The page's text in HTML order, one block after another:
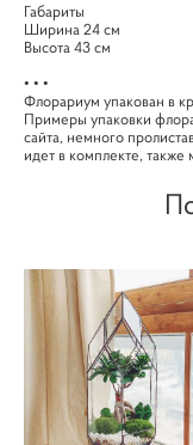
Габариты
Ширина 24 см
Высота 43 см
• • •
Флорариум упакован в
Примеры упаковки
сайта, немного
идет в комплекте, также